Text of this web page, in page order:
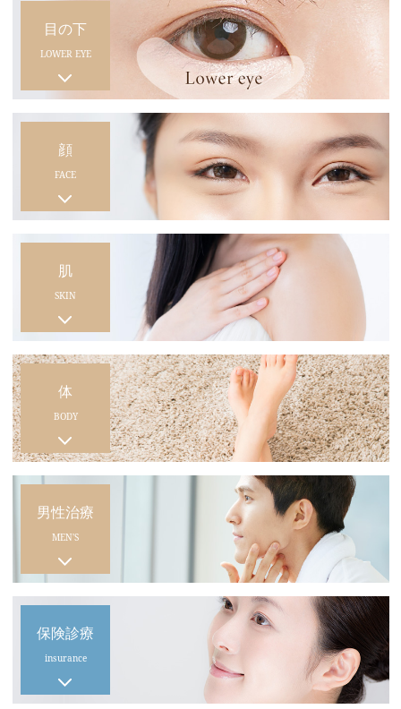
目の下
LOWER EYE
顔
FACE
肌
SKIN
体
BODY
男性治療
MEN'S
保険診療
insurance